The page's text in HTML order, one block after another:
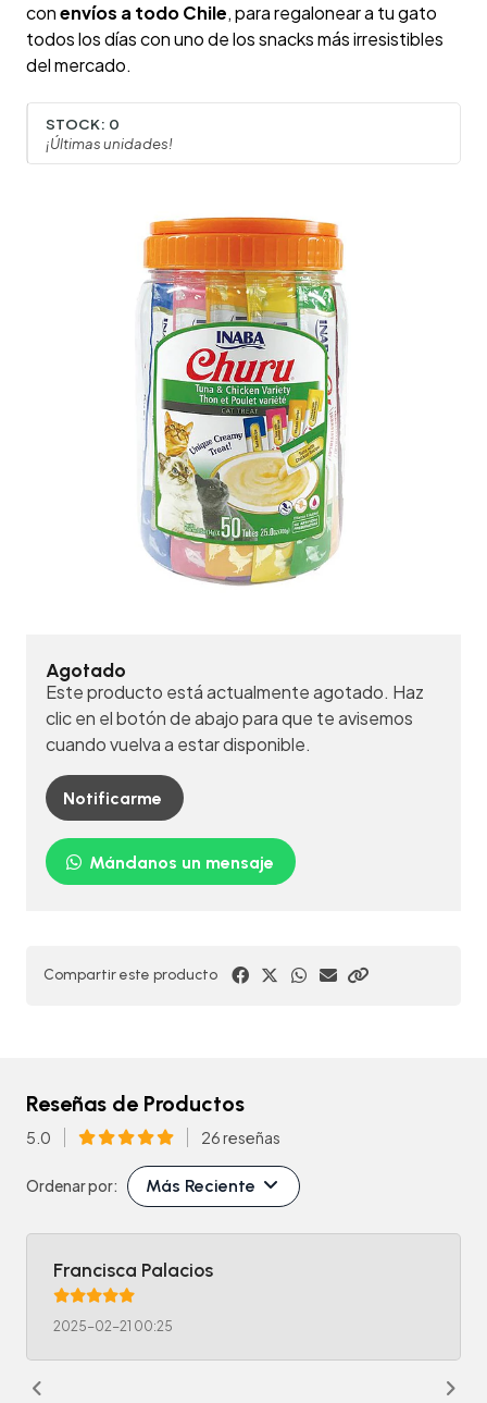
conenvíos a todo Chile, para regalonear a tu gato
todos los días con uno de los snacks más irresistibles
del mercado.
STOCK: 0
¡Últimas unidades!
Agotado
Este producto está actualmente agotado. Haz
clic en el botón de abajo para que te avisemos
cuando vuelva a estar disponible.
Notificarme
Mándanos un mensaje
Compartir este producto
Reseñas de Productos
5.0 26 reseñas
Ordenar por: Más Reciente
Francisca Palacios
2025-02-21 00:25